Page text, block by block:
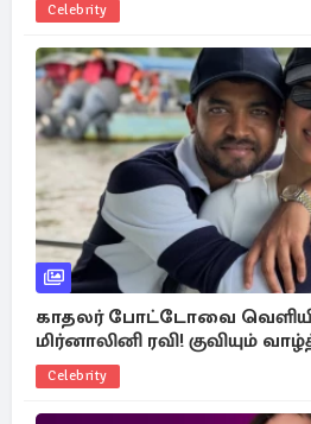
Celebrity
காதலர் போட்டோவை
மிர்னாலினி ரவி! குவியும்
Celebrity